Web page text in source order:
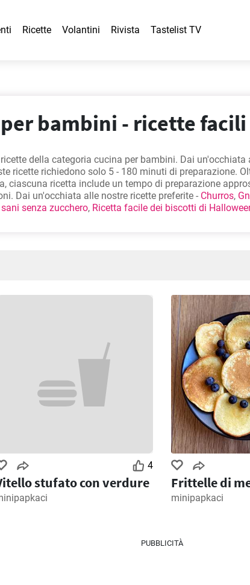
Ricette Volantini Rivista Tastelist TV
bambini - ricette
della categoria cucina per bambini. Dai un'occhiata
ricette richiedono solo 5 - 180 minuti di preparazione.
ciascuna ricetta include un tempo di preparazione
Dai un'occhiata alle nostre ricette preferite - Churros,
senza zucchero, Ricetta facile dei biscotti di
4
stufato con verdure Frittelle di
minipapkaci
PUBBLICITÀ